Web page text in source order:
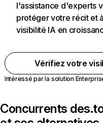
l'assistance d'experts
protéger votre récit et
visibilité IA en
Vérifiez votre
Intéressé par la solution
Concurrents de